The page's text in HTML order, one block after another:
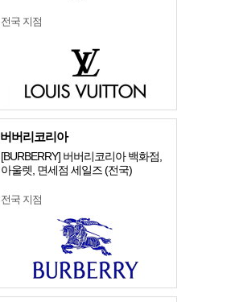
전국 지점
버버리코리아
[BURBERRY] 버버리코리아 백화점,
아울렛, 면세점 세일즈 (전국)
전국 지점